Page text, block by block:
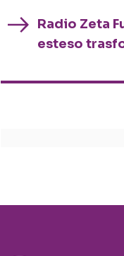
Radio Zeta
esteso